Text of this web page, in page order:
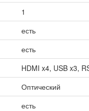
1
есть
есть
HDMI x4, USB x3,
Оптический
есть